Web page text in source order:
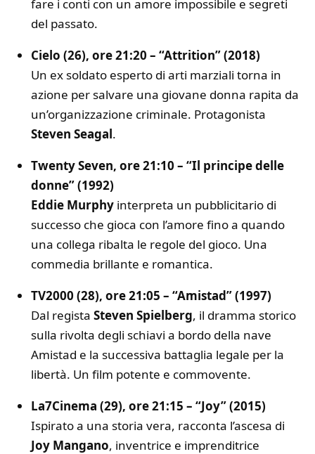
fare i conti con un amore impossibile e segreti
del passato.
Cielo (26), ore 21:20 – “Attrition” (2018)
Un ex soldato esperto di arti marziali torna in
azione per salvare una giovane donna rapita da
un’organizzazione criminale. Protagonista
Steven Seagal.
Twenty Seven, ore 21:10 – “Il principe delle
donne” (1992)
Eddie Murphy interpreta un pubblicitario di
successo che gioca con l’amore fino a quando
una collega ribalta le regole del gioco. Una
commedia brillante e romantica.
TV2000 (28), ore 21:05 – “Amistad” (1997)
Dal regista Steven Spielberg, il dramma storico
sulla rivolta degli schiavi a bordo della nave
Amistad e la successiva battaglia legale per la
libertà. Un film potente e commovente.
La7Cinema (29), ore 21:15 – “Joy” (2015)
Ispirato a una storia vera, racconta l’ascesa di
Joy Mangano, inventrice e imprenditrice